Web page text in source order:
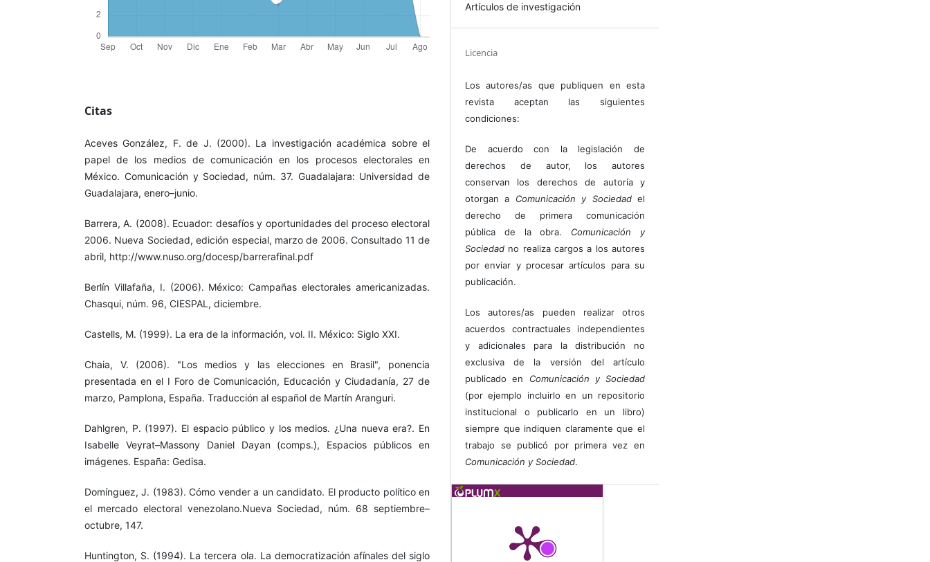
Citas
Aceves González, F. de J. (2000). La investigación académica sobre el
papel de los medios de comunicación en los procesos electorales en
México. Comunicación y Sociedad, núm. 37. Guadalajara: Universidad de
Guadalajara, enero–junio.
Barrera, A. (2008). Ecuador: desafíos y oportunidades del proceso electoral
2006. Nueva Sociedad, edición especial, marzo de 2006. Consultado 11 de
abril, http://www.nuso.org/docesp/barrerafinal.pdf
Berlín Villafaña, I. (2006). México: Campañas electorales americanizadas.
Chasqui, núm. 96, CIESPAL, diciembre.
Castells, M. (1999). La era de la información, vol. II. México: Siglo XXI.
Chaia, V. (2006). "Los medios y las elecciones en Brasil", ponencia
presentada en el I Foro de Comunicación, Educación y Ciudadanía, 27 de
marzo, Pamplona, España. Traducción al español de Martín Aranguri.
Dahlgren, P. (1997). El espacio público y los medios. ¿Una nueva era?. En
Isabelle Veyrat–Massony Daniel Dayan (comps.), Espacios públicos en
imágenes. España: Gedisa.
Domínguez, J. (1983). Cómo vender a un candidato. El producto político en
el mercado electoral venezolano.Nueva Sociedad, núm. 68 septiembre–
octubre, 147.
Huntington, S. (1994). La tercera ola. La democratización afínales del siglo
Artículos de investigación
Licencia
Los autores/as que publiquen en esta
revista aceptan las siguientes
condiciones:
De acuerdo con la legislación de
derechos de autor, los autores
conservan los derechos de autoría y
otorgan a Comunicación y Sociedadel
derecho de primera comunicación
pública de la obra. Comunicación y
Sociedad no realiza cargos a los autores
por enviar y procesar artículos para su
publicación.
Los autores/as pueden realizar otros
acuerdos contractuales independientes
y adicionales para la distribución no
exclusiva de la versión del artículo
publicado en Comunicación y Sociedad
(por ejemplo incluirlo en un repositorio
institucional o publicarlo en un libro)
siempre que indiquen claramente que el
trabajo se publicó por primera vez en
Comunicación y Sociedad.